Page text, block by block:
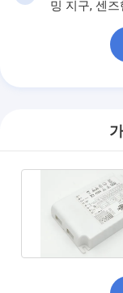
밍 지구, 센